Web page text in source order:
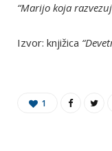
“Marijo koja
Izvor: knjižica
1